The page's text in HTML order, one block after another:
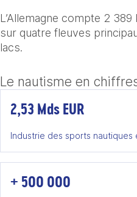
L’Allemagne compte 2
sur quatre fleuves
lacs.
Le nautisme en
2,53 Mds EUR
Industrie des sports nautiques
+ 500 000